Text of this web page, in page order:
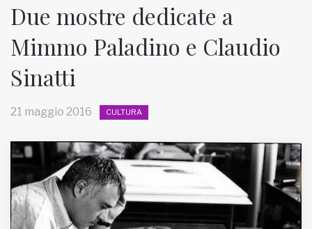
HOME
Inviateci le vostre segnalazioni
Iscriviti alla newsletter
Due mostre dedicate a
Mimmo Paladino e Claudio
Sinatti
21 maggio 2016 CULTURA